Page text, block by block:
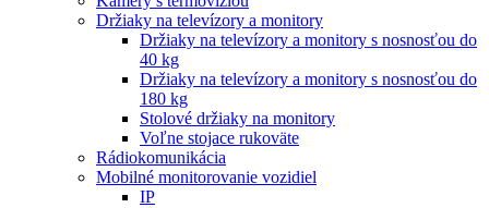
Držiaky na televízory a monitory
Držiaky na televízory a monitory s nosnosťou do
40 kg
Držiaky na televízory a monitory s nosnosťou do
180 kg
Stolové držiaky na monitory
Voľne stojace rukoväte
Rádiokomunikácia
Mobilné monitorovanie vozidiel
IP